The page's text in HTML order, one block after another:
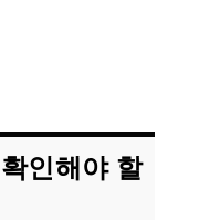
인해야 할